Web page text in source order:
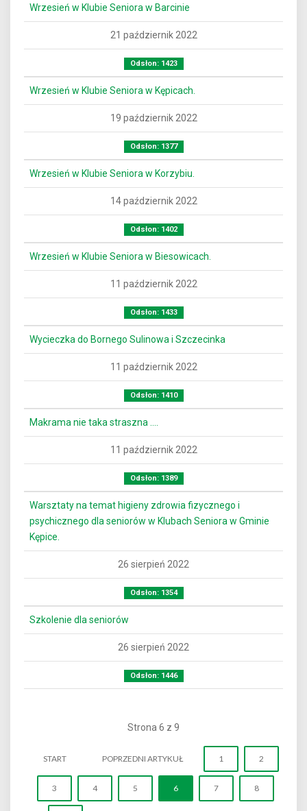
Wrzesień w Klubie Seniora w Barcinie
21 październik 2022
Odsłon: 1423
Wrzesień w Klubie Seniora w Kępicach.
19 październik 2022
Odsłon: 1377
Wrzesień w Klubie Seniora w Korzybiu.
14 październik 2022
Odsłon: 1402
Wrzesień w Klubie Seniora w Biesowicach.
11 październik 2022
Odsłon: 1433
Wycieczka do Bornego Sulinowa i Szczecinka
11 październik 2022
Odsłon: 1410
Makrama nie taka straszna ….
11 październik 2022
Odsłon: 1389
Warsztaty na temat higieny zdrowia fizycznego i
psychicznego dla seniorów w Klubach Seniora w Gminie
Kępice.
26 sierpień 2022
Odsłon: 1354
Szkolenie dla seniorów
26 sierpień 2022
Odsłon: 1446
Strona 6 z 9
START POPRZEDNI ARTYKUŁ 1 2
3 4 5 6 7 8